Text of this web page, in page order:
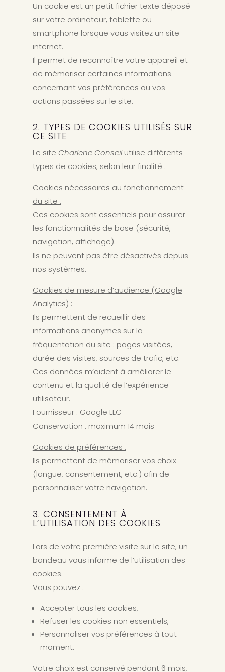
Un cookie est un petit fichier texte déposé
sur votre ordinateur, tablette ou
smartphone lorsque vous visitez un site
internet.
Il permet de reconnaître votre appareil et
de mémoriser certaines informations
concernant vos préférences ou vos
actions passées sur le site.
2. TYPES DE COOKIES UTILISÉS SUR
CE SITE
Le site Charlene Conseilutilise différents
types de cookies, selon leur finalité :
Cookies nécessaires au fonctionnement
du site :
Ces cookies sont essentiels pour assurer
les fonctionnalités de base (sécurité,
navigation, affichage).
Ils ne peuvent pas être désactivés depuis
nos systèmes.
Cookies de mesure d’audience (Google
Analytics) :
Ils permettent de recueillir des
informations anonymes sur la
fréquentation du site : pages visitées,
durée des visites, sources de trafic, etc.
Ces données m’aident à améliorer le
contenu et la qualité de l’expérience
utilisateur.
Fournisseur : Google LLC
Conservation : maximum 14 mois
Cookies de préférences :
Ils permettent de mémoriser vos choix
(langue, consentement, etc.) afin de
personnaliser votre navigation.
3. CONSENTEMENT À
L’UTILISATION DES COOKIES
Lors de votre première visite sur le site, un
bandeau vous informe de l’utilisation des
cookies.
Vous pouvez :
Accepter tous les cookies,
Refuser les cookies non essentiels,
Personnaliser vos préférences à tout
moment.
Votre choix est conservé pendant 6 mois,